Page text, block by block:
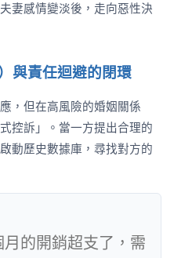
妻感情變淡後，走向惡性決
與責任迴避的閉環
，但在高風險的婚姻關係
控訴」。當一方提出合理的
動歷史數據庫，尋找對方的
月的開銷超支了，需